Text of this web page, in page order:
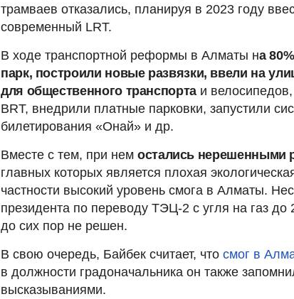
трамваев отказались, планируя в 2023 году
современный LRT.
В ходе транспортной реформы в Алматы на
парк, построили новые развязки, ввели на
для общественного транспортаи велосипедов,
BRT, внедрили платные парковки, запустили
билетирования «Онай» и др.
Вместе с тем, при нем остались нерешенными
главных которых является плохая
частности высокий уровень смога в Алматы.
президента по переводу ТЭЦ-2 с угля на газ до
до сих пор не решен.
В свою очередь, Байбек считает, что смог в
в должности градоначальника он также
высказываниями.